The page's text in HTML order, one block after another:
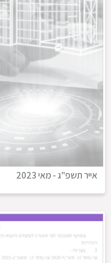
אייר תשפ"ג-מאי 2023